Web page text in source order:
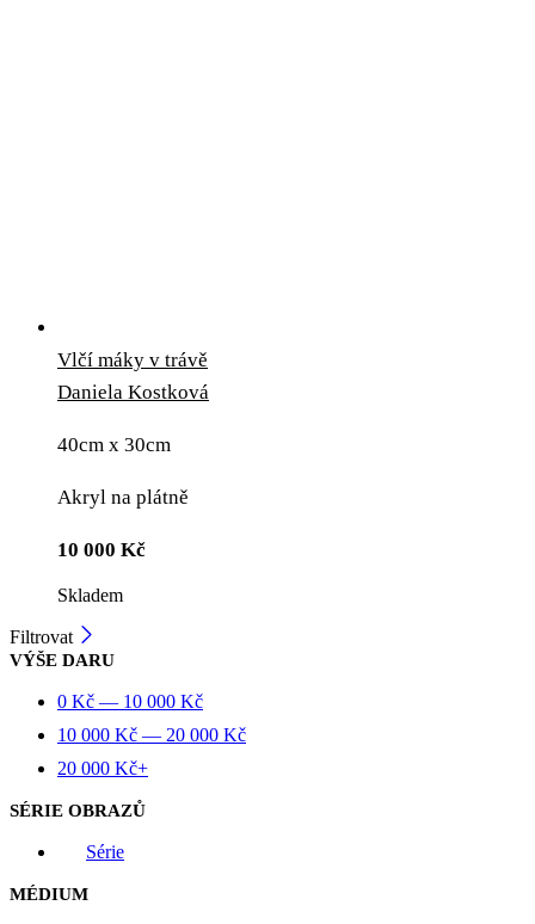
Vlčí máky v trávě
Daniela Kostková
40cm x 30cm
Akryl na plátně
10 000 Kč
Skladem
Filtrovat
VÝŠE DARU
0 Kč — 10 000 Kč
10 000 Kč — 20 000 Kč
20 000 Kč+
SÉRIE OBRAZŮ
Série
MÉDIUM